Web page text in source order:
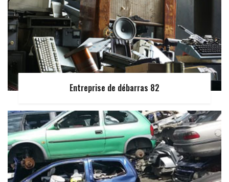
Entreprise de débarras 82